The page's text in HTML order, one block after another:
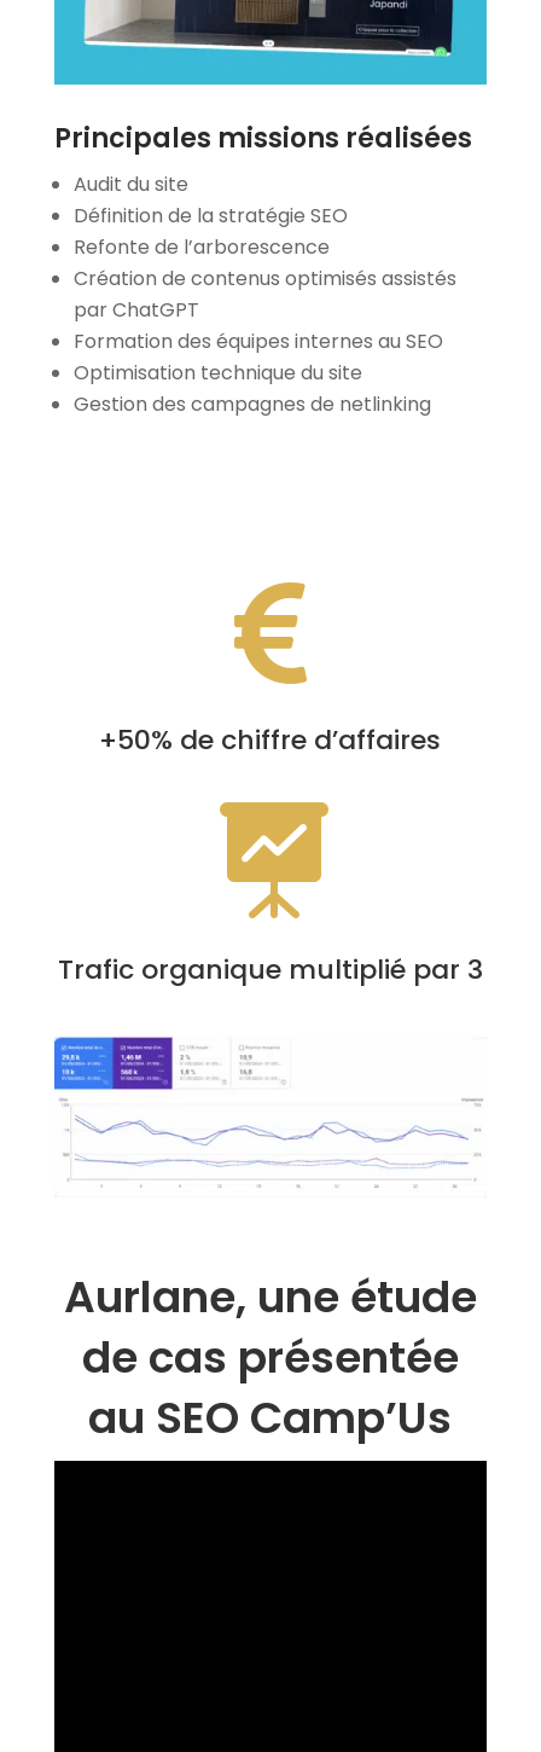
Principales missions réalisées
Audit du site
Définition de la stratégie SEO
Refonte de l’arborescence
Création de contenus optimisés assistés
par ChatGPT
Formation des équipes internes au SEO
Optimisation technique du site
Gestion des campagnes de netlinking

+50% de chiffre d’affaires

Trafic organique multiplié par 3
Aurlane, une étude
de cas présentée
au SEO Camp’Us